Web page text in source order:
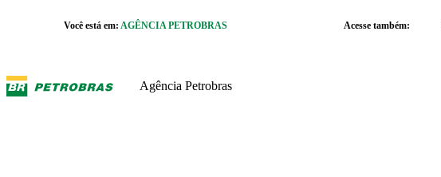
Você está em: AGÊNCIA PETROBRAS Acesse também:
Agência Petrobras
caixa de cookies